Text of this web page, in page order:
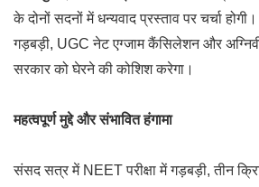
के दोनों सदनों में धन्यवाद प्रस्ताव पर चर्चा
गड़बड़ी, UGC नेट एग्जाम कैंसिलेशन और
सरकार को घेरने की कोशिश करेगा।
महत्वपूर्ण मुद्दे और संभावित हंगामा
संसद सत्र में NEET परीक्षा में गड़बड़ी, तीन